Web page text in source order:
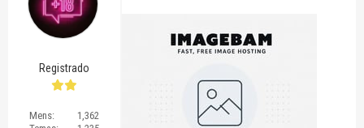
Registrado
Mens:
1,362